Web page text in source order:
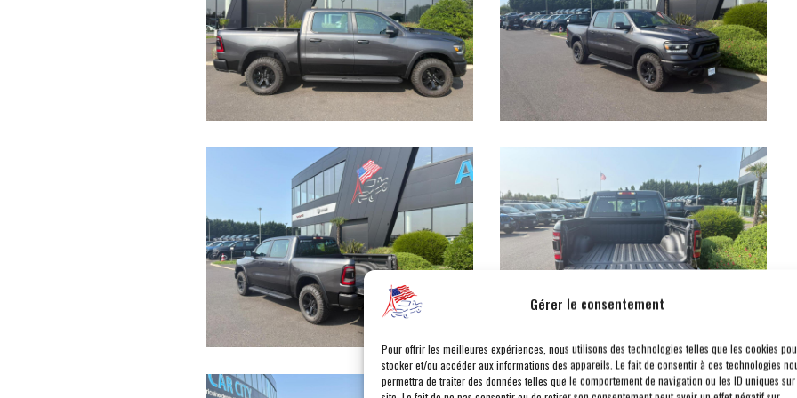
Gérer le consentement
Pour offrir les meilleures expériences, nous utilisons des technologies telles que les cookies
stocker et/ou accéder aux informations des appareils. Le fait de consentir à ces technologies
permettra de traiter des données telles que le comportement de navigation ou les ID uniques